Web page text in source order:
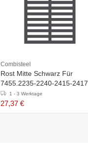
Combisteel
Rost Mitte Schwarz Für
7455.2235-2240-2415-2417
1 - 3 Werktage
27,37 €